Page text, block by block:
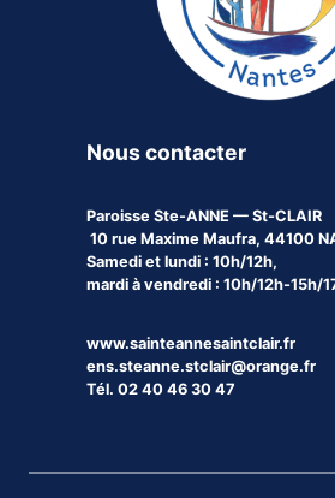
Nous contacter
Paroisse Ste-ANNE — St-CLAIR
10 rue Maxime Maufra, 44100
Samedi et lundi : 10h/12h,
mardi à vendredi : 10h/12h-15h/
www.sainteannesaintclair.fr
ens.steanne.stclair@orange.fr
Tél. 02 40 46 30 47